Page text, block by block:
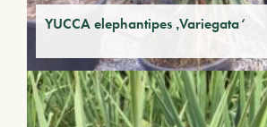
YUCCA elephantipes ‚Variegata‘